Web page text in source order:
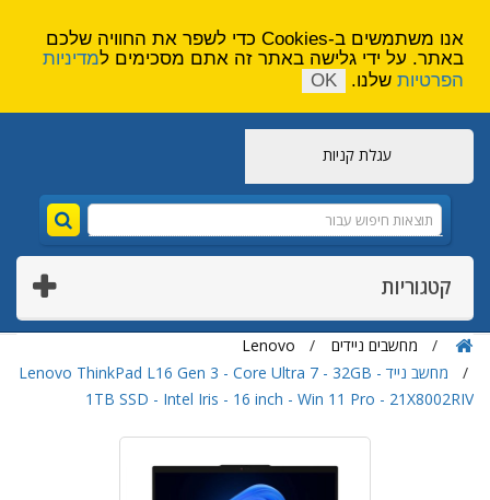
עגלת קניות
קטגוריות
מחשבים ניידים
Lenovo
מחשב נייד Lenovo ThinkPad L16 Gen 3 - Core Ultra 7 - 32GB -
1TB SSD - Intel Iris - 16 inch - Win 11 Pro - 21X8002RIV
אנו משתמשים ב-Cookies כדי לשפר את החוויה שלכם
באתר. על ידי גלישה באתר זה אתם מסכימים למדיניות
הפרטיות שלנו. OK